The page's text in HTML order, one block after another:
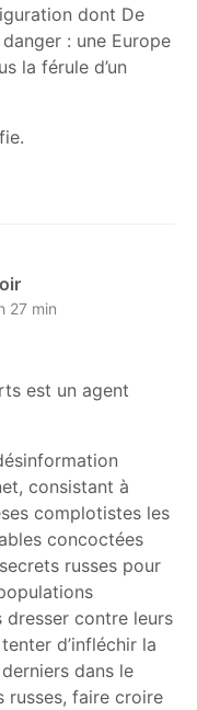
dont De
: une Europe
la férule d’un
27 min
est un agent
consistant à
complotistes les
concoctées
russes pour
dresser contre leurs
d’infléchir la
dans le
russes, faire croire